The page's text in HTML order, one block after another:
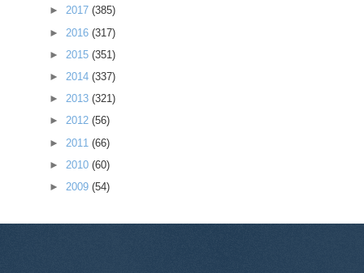
► 2017 (385)
► 2016 (317)
► 2015 (351)
► 2014 (337)
► 2013 (321)
► 2012 (56)
► 2011 (66)
► 2010 (60)
► 2009 (54)